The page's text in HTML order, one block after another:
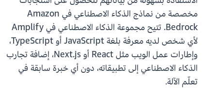
مخصصة من نماذج الذكاء الاصطناعي في Amazon
Bedrock. تتيح مجموعة الذكاء الاصطناعي في Amplify
لأي شخص لديه معرفة بلغة JavaScript أو TypeScript،
وإطارات عمل الويب مثل React أو Next.js، إضافة تجارب
الذكاء الاصطناعي إلى تطبيقاته، دون أي خبرة سابقة في
تعلّم الآلة.